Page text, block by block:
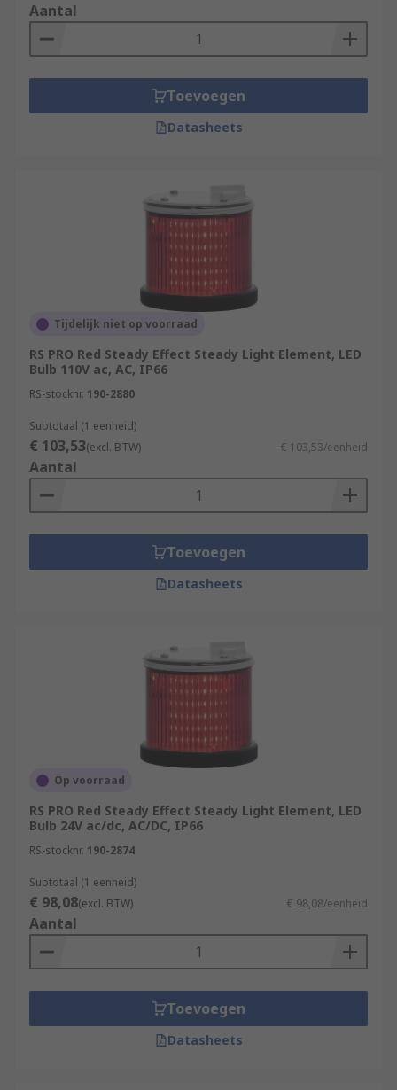
Aantal
Toevoegen
Datasheets
Tijdelijk niet op voorraad
RS PRO Red Steady Effect Steady Light Element, LED
Bulb 110V ac, AC, IP66
RS-stocknr. 190-2880
Subtotaal (1 eenheid)
€ 103,53(excl. BTW) € 103,53/eenheid
Aantal
Toevoegen
Datasheets
Op voorraad
RS PRO Red Steady Effect Steady Light Element, LED
Bulb 24V ac/dc, AC/DC, IP66
RS-stocknr. 190-2874
Subtotaal (1 eenheid)
€ 98,08(excl. BTW) € 98,08/eenheid
Aantal
Toevoegen
Datasheets